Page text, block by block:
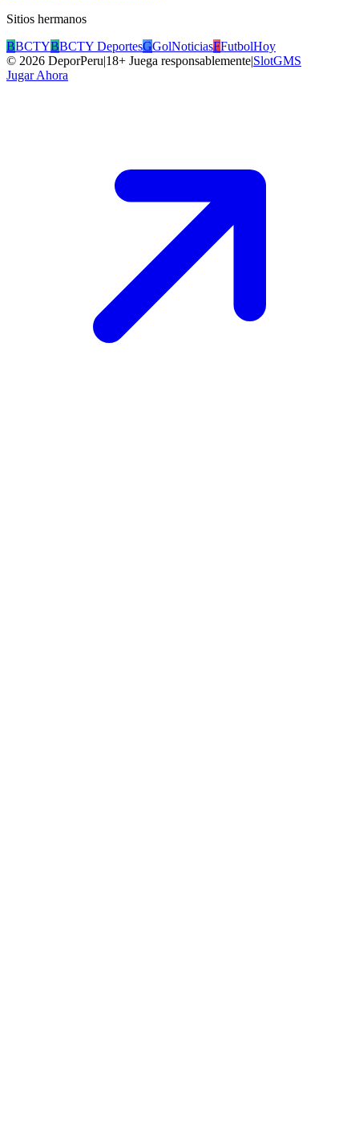
Sitios hermanos
BBCTYBBCTY DeportesGGolNoticiasFFutbolHoy
© 2026 DeporPeru|18+ Juega responsablemente|SlotGMS
Jugar Ahora